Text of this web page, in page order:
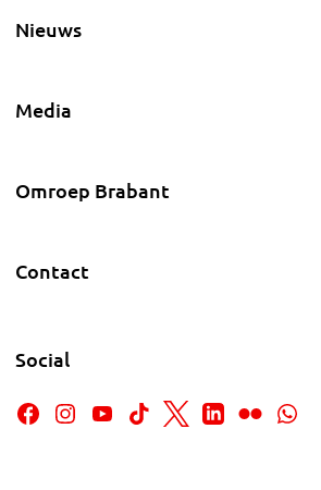
Nieuws
Media
Omroep Brabant
Contact
Social